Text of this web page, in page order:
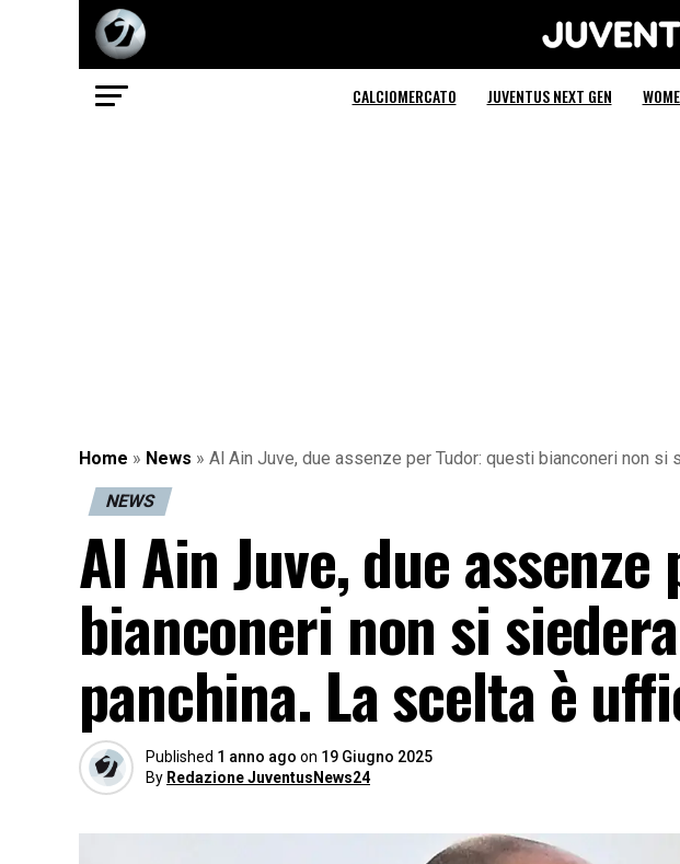
CALCIOMERCATO JUVENTUS NEXT GEN
Home » News » Al Ain Juve, due assenze per Tudor: questi bianconeri non si
NEWS
Al Ain Juve, due
bianconeri non si
panchina. La scelta è
Published 1 anno ago on 19 Giugno 2025
By Redazione JuventusNews24